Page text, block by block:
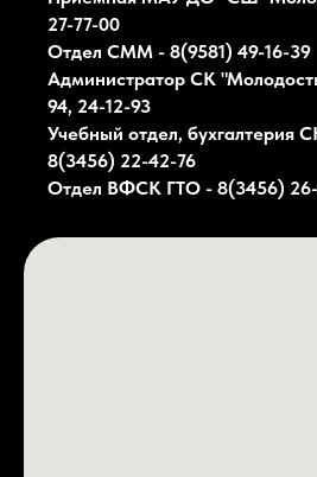
27-77-00
Отдел СММ - 8(9581) 49-16-39
Администратор СК
94, 24-12-93
Учебный отдел, бухгалтерия
8(3456) 22-42-76
Отдел ВФСК ГТО - 8(3456)